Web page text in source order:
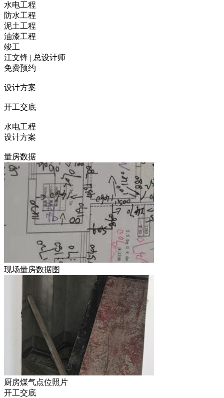
水电工程
防水工程
泥土工程
油漆工程
竣工
江文锋 | 总设计师
免费预约
设计方案
开工交底
水电工程
设计方案
量房数据
现场量房数据图
厨房煤气点位照片
开工交底